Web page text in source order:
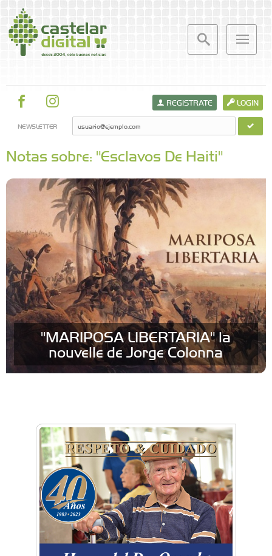
LOGIN
REGISTRATE
NEWSLETTER
Notas sobre: "Esclavos De Haiti"
"MARIPOSA LIBERTARIA" la
nouvelle de Jorge Colonna